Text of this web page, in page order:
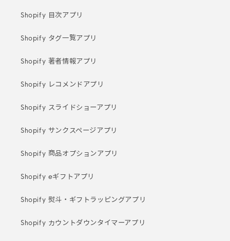
Shopify 目次アプリ
Shopify タグ一覧アプリ
Shopify 著者情報アプリ
Shopify レコメンドアプリ
Shopify スライドショーアプリ
Shopify サンクスページアプリ
Shopify 商品オプションアプリ
Shopify eギフトアプリ
Shopify 熨斗・ギフトラッピングアプリ
Shopify カウントダウンタイマーアプリ